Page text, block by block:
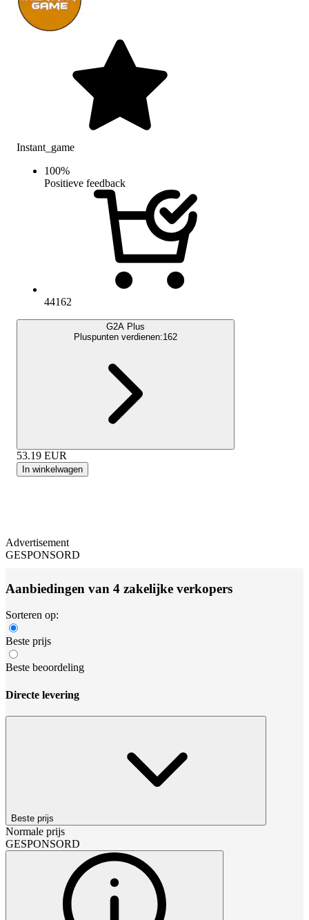
Instant_game
100%
Positieve feedback
44162
G2A Plus
Pluspunten verdienen:162
53.19 EUR
In winkelwagen
Advertisement
GESPONSORD
Aanbiedingen van 4 zakelijke verkopers
Sorteren op:
Beste prijs
Beste beoordeling
Directe levering
Beste prijs
Normale prijs
GESPONSORD